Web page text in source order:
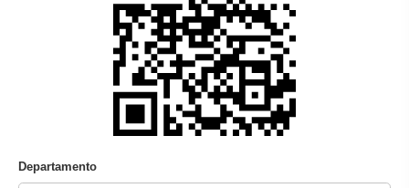
Departamento